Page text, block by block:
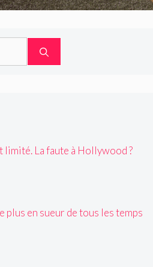
limité. La faute à Hollywood ?
plus en sueur de tous les temps